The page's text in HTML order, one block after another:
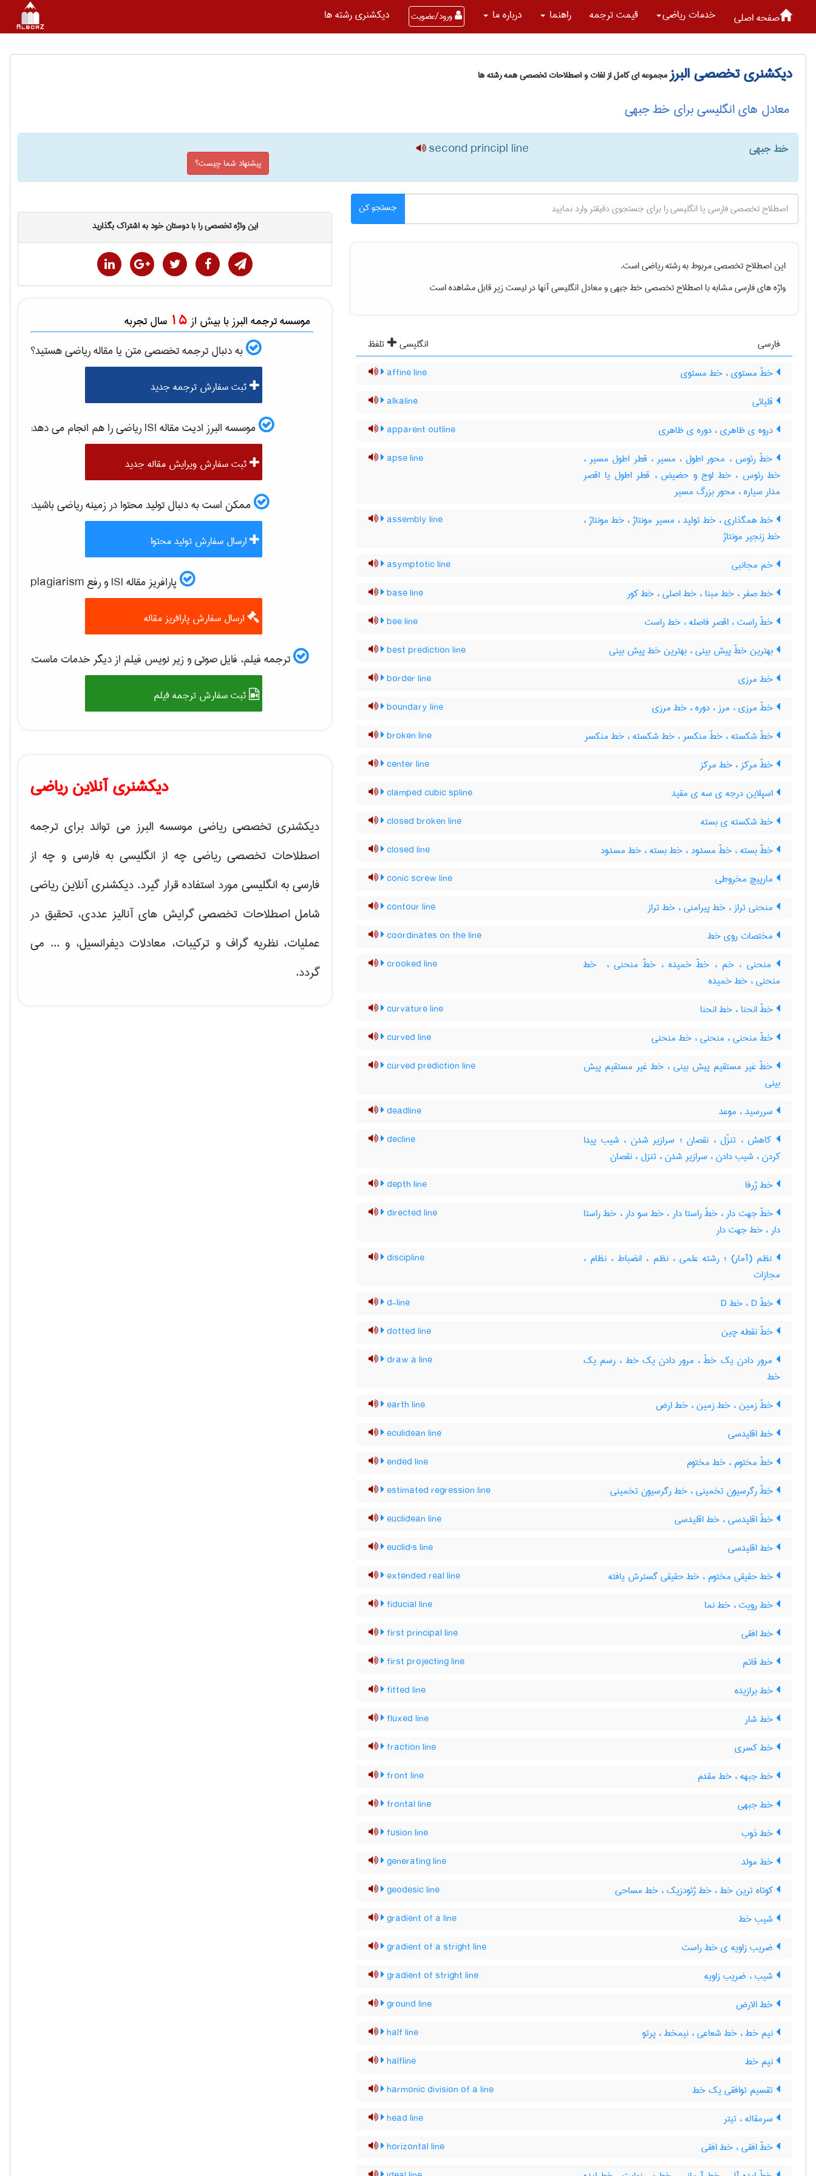
صفحه اصلی خدمات رياضی قیمت ترجمه راهنما درباره ما ورود/عضویت دیکشنری رشته ها
دیکشنری تخصصی البرزمجموعه ای کامل از لغات و اصطلاحات تخصصی همه رشته ها
معادل های انگلیسی برای خط جبهی
خط جبهی second principl line
پیشنهاد شما چیست؟
جستجو کن
این اصطلاح تخصصی مربوط به رشتهرياضیاست.
واژه های فارسی مشابه با اصطلاح تخصصیخط جبهیو معادل انگلیسی آنها در لیست زیر قابل مشاهده است
فارسی انگلیسی
تلفظ
خطّ مستوی ، خط مستوی
affine line
قلیائی alkaline
دروه ی ظاهری ، دوره ی ظاهری apparent outline
خطّ رئوس ، محور اطول ، مسیر ، قطر اطول مسیر ،
خط رئوس ، خط اوج و حضیض ، قطر اطول یا اقصر
مدار سیاره ، محور بزرگ مسیر
apse line
خط همگذاری ، خط تولید ، مسیر مونتاژ ، خط مونتاژ ،
خط زنجیر مونتاژ
assembly line
خم مجانبی asymptotic line
خط صفر ، خط مبنا ، خط اصلی ، خط کور base line
خطّ راست ، اقصر فاصله ، خط راست bee line
بهترین خطّ پیش بینی ، بهترین خط پیش بینی best prediction line
خط مرزی border line
خطّ مرزی ، مرز ، دوره ، خط مرزی boundary line
خطّ شکسته ، خطّ منکسر ، خط شکسته ، خط منکسر broken line
خطّ مرکز ، خط مرکز center line
اسپلاین درجه ی سه ی مقید clamped cubic spline
خط شکسته ی بسته closed broken line
خطّ بسته ، خطّ مسدود ، خط بسته ، خط مسدود closed line
مارپیچ مخروطی conic screw line
منحنی تراز ، خط پیرامنی ، خط تراز contour line
مختصات روی خط coordinates on the line
منحنی ، خم ، خطّ خمیده ، خطّ منحنی ، ‌ خط
منحنی ، خط خمیده
crooked line
خطّ انحنا ، خط انحنا curvature line
خطّ منحنی ، منحنی ، خط منحنی curved line
خطّ غیر مستقیم پیش بینی ، خط غیر مستقیم پیش
بینی
curved prediction line
سررسید ، موعد deadline
کاهش ، تنزّل ، نقصان ؛ سرازیر شدن ، شیب پیدا
کردن ، شیب دادن ، سرازیر شدن ، تنزل ، نقصان
decline
خط ژرفا depth line
خطّ جهت دار ، خطّ راستا دار ، خط سو دار ، خط راستا
دار ، خط جهت دار
directed line
نظم (آمار) ؛ رشته علمی ، نظم ، انضباط ، نظام ،
مجازات
discipline
خطّ D ، خط D d-line
خطّ نقطه چین dotted line
مرور دادن یک خطّ ، مرور دادن یک خط ، رسم یک
خط
draw a line
خطّ زمین ، خط زمین ، خط ارض earth line
خط اقلیدسی eculidean line
خطّ مختوم ، خط مختوم ended line
خطّ رگرسیون تخمینی ، خط رگرسیون تخمینی estimated regression line
خطّ اقلیدسی ، خط اقلیدسی euclidean line
خط اقلیدسی euclid's line
خط حقیقی مختوم ، خط حقیقی گسترش یافته extended real line
خط رویت ، خط نما fiducial line
خط افقی first principal line
خط قائم first projecting line
خط برازیده fitted line
خط شار fluxed line
خط کسری fraction line
خط جبهه ، خط مقدم front line
خط جبهی frontal line
خط ذوب fusion line
خط مولد generating line
کوتاه ترین خط ، خط ژئودزیک ، خط مساحی geodesic line
شیب خط gradient of a line
ضریب زاویه ی خط راست gradient of a stright line
شیب ، ضریب زاویه gradient of stright line
خط الارض ground line
نیم خط ، خط شعاعی ، نیمخط ، پرتو half line
نیم خط halfline
تقسیم توافقی یک خط harmonic division of a line
سرمقاله ، تیتر head line
خطّ افقی ، خط افقی horizontal line
این واژه تخصصی را با دوستان خود به اشتراک بگذارید
موسسه ترجمه البرز با بیش از 15 سال تجربه
به دنبال ترجمه تخصصی متن یا مقالهرياضیهستید؟
ثبت سفارش ترجمه جدید
موسسه البرز ادیت مقاله ISI رياضیرا هم انجام می دهد:
ثبت سفارش ویرایش مقاله جدید
ممکن است به دنبال تولید محتوا در زمینهرياضیباشید:
ارسال سفارش تولید محتوا
پارافریز مقاله ISI و رفع plagiarism
ارسال سفارش پارافریز مقاله
ترجمه فیلم، فایل صوتی و زیر نویس فیلم از دیگر خدمات ماست:
ثبت سفارش ترجمه فیلم
دیکشنری آنلاین ریاضی
دیکشنری تخصصی ریاضی موسسه البرز می تواند برای ترجمه
اصطلاحات تخصصی ریاضی چه از انگلیسی به فارسی و چه از
فارسی به انگلیسی مورد استفاده قرار گیرد. دیکشنری آنلاین ریاضی
شامل اصطلاحات تخصصی گرایش هایآنالیز عددی، تحقیق در
عملیات، نظریه گراف و تركیبات، معادلات دیفرانسیل، و ... می
گردد.